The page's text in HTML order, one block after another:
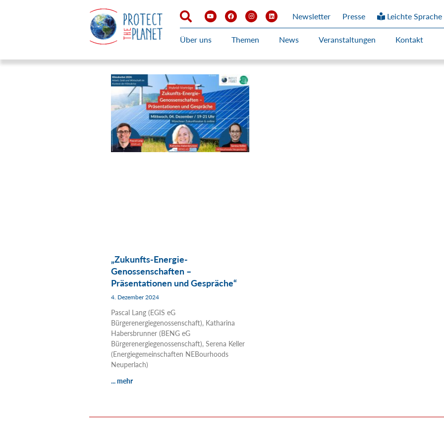
Newsletter Presse Leichte Sprache
Über uns Themen News Veranstaltungen Kontakt
„Zukunfts-Energie-
Genossenschaften –
Präsentationen und Gespräche“
4. Dezember 2024
Pascal Lang (EGIS eG
Bürgerenergiegenossenschaft), Katharina
Habersbrunner (BENG eG
Bürgerenergiegenossenschaft), Serena Keller
(Energiegemeinschaften NEBourhoods
Neuperlach)
... mehr